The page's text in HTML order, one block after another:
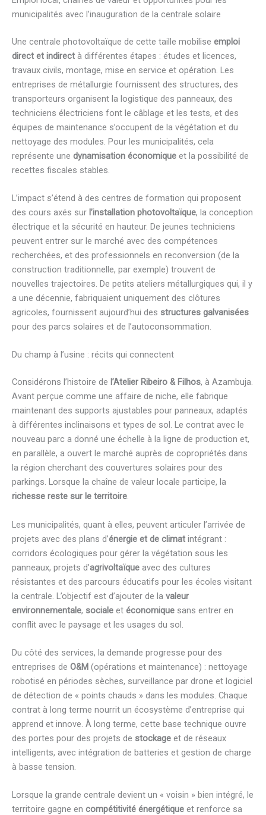
municipalités avec l’inauguration de la centrale solaire
Une centrale photovoltaïque de cette taille mobilise emploi
direct et indirect à différentes étapes : études et licences,
travaux civils, montage, mise en service et opération. Les
entreprises de métallurgie fournissent des structures, des
transporteurs organisent la logistique des panneaux, des
techniciens électriciens font le câblage et les tests, et des
équipes de maintenance s’occupent de la végétation et du
nettoyage des modules. Pour les municipalités, cela
représente une dynamisation économique et la possibilité de
recettes fiscales stables.
L’impact s’étend à des centres de formation qui proposent
des cours axés sur l’installation photovoltaïque, la conception
électrique et la sécurité en hauteur. De jeunes techniciens
peuvent entrer sur le marché avec des compétences
recherchées, et des professionnels en reconversion (de la
construction traditionnelle, par exemple) trouvent de
nouvelles trajectoires. De petits ateliers métallurgiques qui, il y
a une décennie, fabriquaient uniquement des clôtures
agricoles, fournissent aujourd’hui des structures galvanisées
pour des parcs solaires et de l’autoconsommation.
Du champ à l’usine : récits qui connectent
Considérons l’histoire de l’Atelier Ribeiro & Filhos, à Azambuja.
Avant perçue comme une affaire de niche, elle fabrique
maintenant des supports ajustables pour panneaux, adaptés
à différentes inclinaisons et types de sol. Le contrat avec le
nouveau parc a donné une échelle à la ligne de production et,
en parallèle, a ouvert le marché auprès de copropriétés dans
la région cherchant des couvertures solaires pour des
parkings. Lorsque la chaîne de valeur locale participe, la
richesse reste sur le territoire.
Les municipalités, quant à elles, peuvent articuler l’arrivée de
projets avec des plans d’énergie et de climat intégrant :
corridors écologiques pour gérer la végétation sous les
panneaux, projets d’agrivoltaïque avec des cultures
résistantes et des parcours éducatifs pour les écoles visitant
la centrale. L’objectif est d’ajouter de la valeur
environnementale, sociale et économique sans entrer en
conflit avec le paysage et les usages du sol.
Du côté des services, la demande progresse pour des
entreprises de O&M (opérations et maintenance) : nettoyage
robotisé en périodes sèches, surveillance par drone et logiciel
de détection de « points chauds » dans les modules. Chaque
contrat à long terme nourrit un écosystème d’entreprise qui
apprend et innove. À long terme, cette base technique ouvre
des portes pour des projets de stockage et de réseaux
intelligents, avec intégration de batteries et gestion de charge
à basse tension.
Lorsque la grande centrale devient un « voisin » bien intégré, le
territoire gagne en compétitivité énergétique et renforce sa